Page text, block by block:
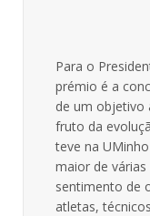
Para o
prémio é a
de um objetivo
fruto da
teve na
maior de várias
sentimento de
atletas,